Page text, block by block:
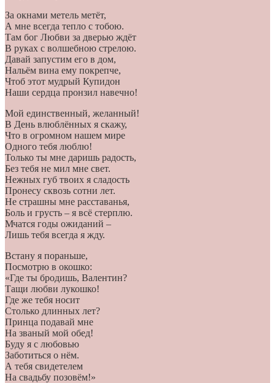
За окнами метель метёт,
А мне всегда тепло с тобою.
Там бог Любви за дверью ждёт
В руках с волшебною стрелою.
Давай запустим его в дом,
Нальём вина ему покрепче,
Чтоб этот мудрый Купидон
Наши сердца пронзил навечно!
Мой единственный, желанный!
В День влюблённых я скажу,
Что в огромном нашем мире
Одного тебя люблю!
Только ты мне даришь радость,
Без тебя не мил мне свет.
Нежных губ твоих я сладость
Пронесу сквозь сотни лет.
Не страшны мне расставанья,
Боль и грусть – я всё стерплю.
Мчатся годы ожиданий –
Лишь тебя всегда я жду.
Встану я пораньше,
Посмотрю в окошко:
«Где ты бродишь, Валентин?
Тащи любви лукошко!
Где же тебя носит
Столько длинных лет?
Принца подавай мне
На званый мой обед!
Буду я с любовью
Заботиться о нём.
А тебя свидетелем
На свадьбу позовём!»